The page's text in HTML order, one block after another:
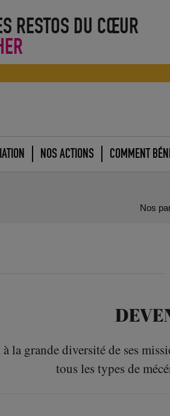
RESTOS DU CŒUR
NOS ACTIONS COMMENT
Nos
la grande diversité de ses
tous les types de